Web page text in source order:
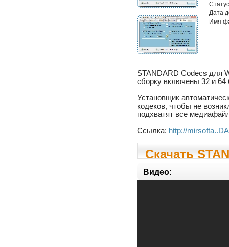
Дата
Имя
STANDARD Codecs для
сборку включены 32 и 64
Установщик
кодеков, чтобы не
подхватят все
Ссылка: http://
Скачать
Видео: